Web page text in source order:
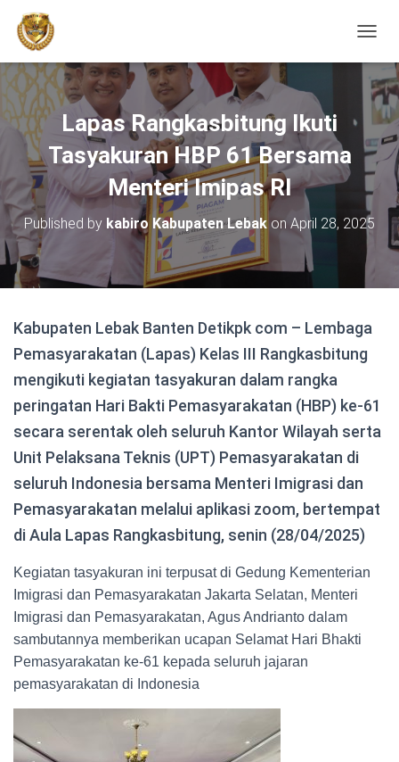
Lapas Rangkasbitung Ikuti
Tasyakuran HBP 61 Bersama
Menteri Imipas RI
Published by kabiro Kabupaten Lebak on April 28, 2025
Kabupaten Lebak Banten Detikpk com – Lembaga
Pemasyarakatan (Lapas) Kelas III Rangkasbitung
mengikuti kegiatan tasyakuran dalam rangka
peringatan Hari Bakti Pemasyarakatan (HBP) ke-61
secara serentak oleh seluruh Kantor Wilayah serta
Unit Pelaksana Teknis (UPT) Pemasyarakatan di
seluruh Indonesia bersama Menteri Imigrasi dan
Pemasyarakatan melalui aplikasi zoom, bertempat
di Aula Lapas Rangkasbitung, senin (28/04/2025)
Kegiatan tasyakuran ini terpusat di Gedung Kementerian
Imigrasi dan Pemasyarakatan Jakarta Selatan, Menteri
Imigrasi dan Pemasyarakatan, Agus Andrianto dalam
sambutannya memberikan ucapan Selamat Hari Bhakti
Pemasyarakatan ke-61 kepada seluruh jajaran
pemasyarakatan di Indonesia